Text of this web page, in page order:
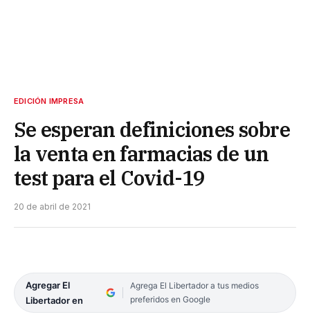
EDICIÓN IMPRESA
Se esperan definiciones sobre
la venta en farmacias de un
test para el Covid-19
20 de abril de 2021
Agregar El
Libertador en
Agrega El Libertador a tus medios
preferidos en Google